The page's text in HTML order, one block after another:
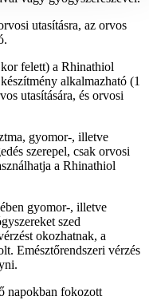
utasításra, az orvos
felett) a Rhinathiol
alkalmazható (1
utasítására, és orvosi
gyomor-, illetve
szerepel, csak orvosi
a Rhinathiol
gyomor-, illetve
szed
okozhatnak, a
Emésztőrendszeri vérzés
fokozott